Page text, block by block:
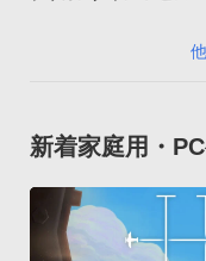
新着家庭用・